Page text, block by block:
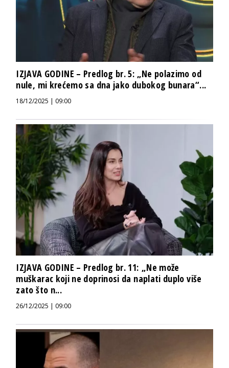
IZJAVA GODINE – Predlog br. 5: „Ne polazimo od
nule, mi krećemo sa dna jako dubokog bunara“...
18/12/2025 | 09:00
IZJAVA GODINE – Predlog br. 11: „Ne može
muškarac koji ne doprinosi da naplati duplo više
zato što n...
26/12/2025 | 09:00